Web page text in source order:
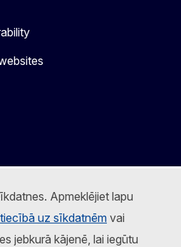
Apmeklējiet lapu
uz sīkdatnēm vai
jebkurā kājenē, lai iegūtu